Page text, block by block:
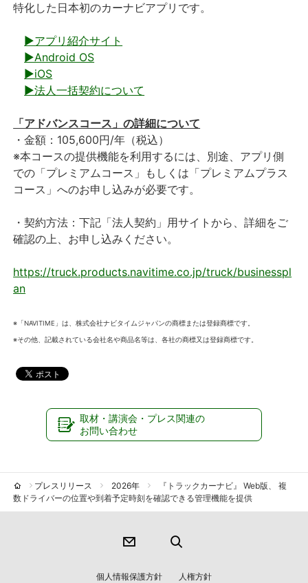
特化した日本初のカーナビアプリです。
▶アプリ紹介サイト
▶Android OS
▶iOS
▶法人一括契約について
「アドバンスコース」の詳細について
・金額：105,600円/年（税込）
※本コースの提供機能を利用するには、別途、アプリ側
での「プレミアムコース」もしくは「プレミアムプラス
コース」へのお申し込みが必要です。
・契約方法：下記「法人契約」用サイトから、詳細をご
確認の上、お申し込みください。
https://truck.products.navitime.co.jp/truck/businesspl
an
※「NAVITIME」は、株式会社ナビタイムジャパンの商標または登録商標です。
※その他、記載されている会社名や商品名等は、各社の商標又は登録商標です。
取材・講演会・プレス関連の
お問い合わせ
プレスリリース 2026年
『トラックカーナビ』 Web版、 複
数ドライバーの位置や到着予定時刻を確認できる管理機能を提供
個人情報保護方針 人権方針